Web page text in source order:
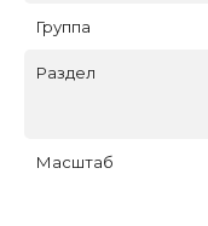
Группа
Раздел
Масштаб